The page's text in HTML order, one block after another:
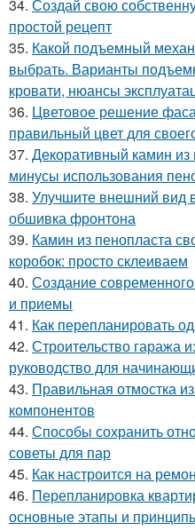
34. Создай свою
простой рецепт
35. Какой подъемный
выбрать. Варианты
кровати, нюансы
36. Цветовое решение
правильный цвет для
37. Декоративный камин
минусы использования
38. Улучшите внешний вид
обшивка фронтона
39. Камин из пенопласта
коробок: просто склеиваем
40. Создание
и приемы
41. Как перепланировать
42. Строительство гаража
руководство для
43. Правильная отмостка
компонентов
44. Способы сохранить
советы для пар
45. Как настроится на
46. Перепланировка
основные этапы и